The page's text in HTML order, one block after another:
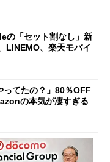
「セット割なし」新
、楽天モバイ
ってたの？」80％OFF
の本気が凄すぎる